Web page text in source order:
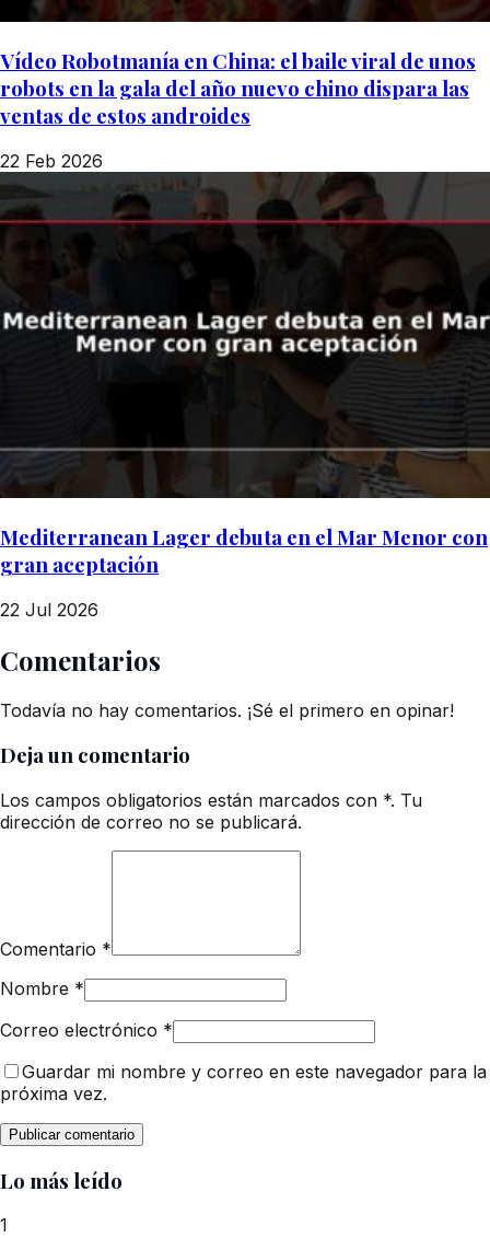
Vídeo Robotmanía en China: el baile viral de unos
robots en la gala del año nuevo chino dispara las
ventas de estos androides
22 Feb 2026
Mediterranean Lager debuta en el Mar Menor con
gran aceptación
22 Jul 2026
Comentarios
Todavía no hay comentarios. ¡Sé el primero en opinar!
Deja un comentario
Los campos obligatorios están marcados con *. Tu
dirección de correo no se publicará.
Comentario *
Nombre *
Correo electrónico *
Guardar mi nombre y correo en este navegador para la
próxima vez.
Lo más leído
1